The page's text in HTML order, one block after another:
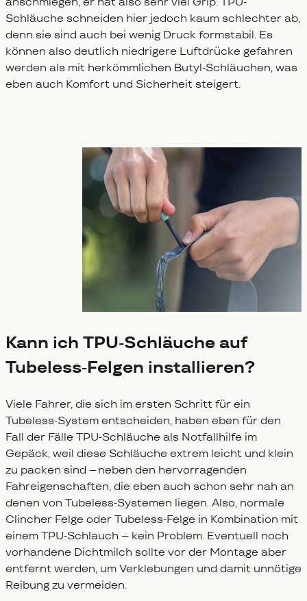
Schläuche schneiden hier jedoch kaum schlechter ab,
denn sie sind auch bei wenig Druck formstabil. Es
können also deutlich niedrigere Luftdrücke gefahren
werden als mit herkömmlichen Butyl-Schläuchen, was
eben auch Komfort und Sicherheit steigert.
Kann ich TPU-Schläuche auf
Tubeless-Felgen installieren?
Viele Fahrer, die sich im ersten Schritt für ein
Tubeless-System entscheiden, haben eben für den
Fall der Fälle TPU-Schläuche als Notfallhilfe im
Gepäck, weil diese Schläuche extrem leicht und klein
zu packen sind – neben den hervorragenden
Fahreigenschaften, die eben auch schon sehr nah an
denen von Tubeless-Systemen liegen. Also, normale
Clincher Felge oder Tubeless-Felge in Kombination mit
einem TPU-Schlauch – kein Problem. Eventuell noch
vorhandene Dichtmilch sollte vor der Montage aber
entfernt werden, um Verklebungen und damit unnötige
Reibung zu vermeiden.